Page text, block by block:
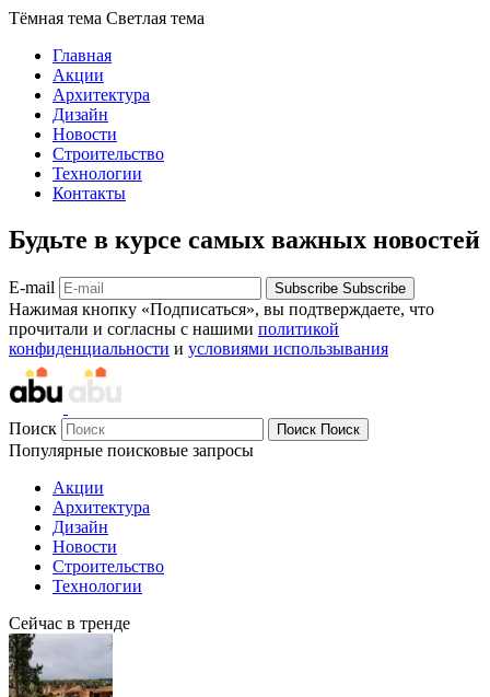
Тёмная тема Светлая тема
Главная
Акции
Архитектура
Дизайн
Новости
Строительство
Технологии
Контакты
Будьте в курсе самых важных новостей
E-mail Subscribe Subscribe
Нажимая кнопку «Подписаться», вы подтверждаете, что
прочитали и согласны с нашими политикой
конфиденциальности и условиями использывания
Поиск Поиск Поиск
Популярные поисковые запросы
Акции
Архитектура
Дизайн
Новости
Строительство
Технологии
Сейчас в тренде